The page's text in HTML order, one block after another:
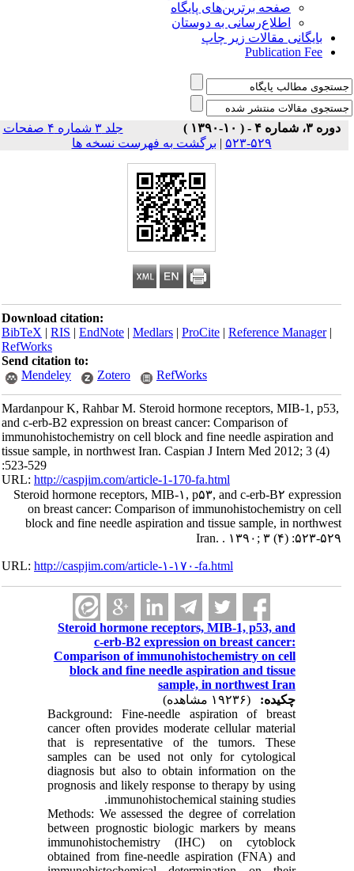
صفحه برترین‌های پایگاه
اطلاع‌رسانی به دوستان
بایگانی مقالات زیر چاپ
Publication Fee
دوره ۳، شماره ۴ - ( ۱۰-۱۳۹۰ )
جلد ۳ شماره ۴ صفحات
۵۲۹-۵۲۳
|برگشت به فهرست نسخه ها
Download citation:
BibTeX|RIS|EndNote|Medlars|ProCite|Reference Manager
RefWorks
Send citation to:
Mendeley
Zotero RefWorks
Mardanpour K, Rahbar M. Steroid hormone receptors, MIB-1, p53,
and c-erb-B2 expression on breast cancer: Comparison of
immunohistochemistry on cell block and fine needle aspiration and
tissue sample, in northwest Iran. Caspian J Intern Med 2012; 3 (4)
:523-529
URL:http://caspjim.com/article-1-170-fa.html
Steroid hormone receptors, MIB-۱, p۵۳, and c-erb-B۲ expression
on breast cancer: Comparison of immunohistochemistry on cell
block and fine needle aspiration and tissue sample, in northwest
Iran. . ۱۳۹۰; ۳ (۴) :۵۲۳-۵۲۹
URL:http://caspjim.com/article-۱-۱۷۰-fa.html
Steroid hormone receptors, MIB-1, p53, and
c-erb-B2 expression on breast cancer:
Comparison of immunohistochemistry on cell
block and fine needle aspiration and tissue
sample, in northwest Iran
چکیده:
Background: Fine-needle aspiration of breast
cancer often provides moderate cellular material
that is representative of the tumors. These
samples can be used not only for cytological
diagnosis but also to obtain information on the
prognosis and likely response to therapy by using
immunohistochemical staining studies.
Methods: We assessed the degree of correlation
between prognostic biologic markers by means
immunohistochemistry (IHC) on cytoblock
obtained from fine-needle aspiration (FNA) and